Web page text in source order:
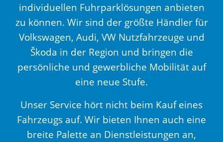
individuellen Fuhrparklösungen anbieten
zu können. Wir sind der größte Händler für
Volkswagen, Audi, VW Nutzfahrzeuge und
Škoda in der Region und bringen die
persönliche und gewerbliche Mobilität auf
eine neue Stufe.
Unser Service hört nicht beim Kauf eines
Fahrzeugs auf. Wir bieten Ihnen auch eine
breite Palette an Dienstleistungen an,